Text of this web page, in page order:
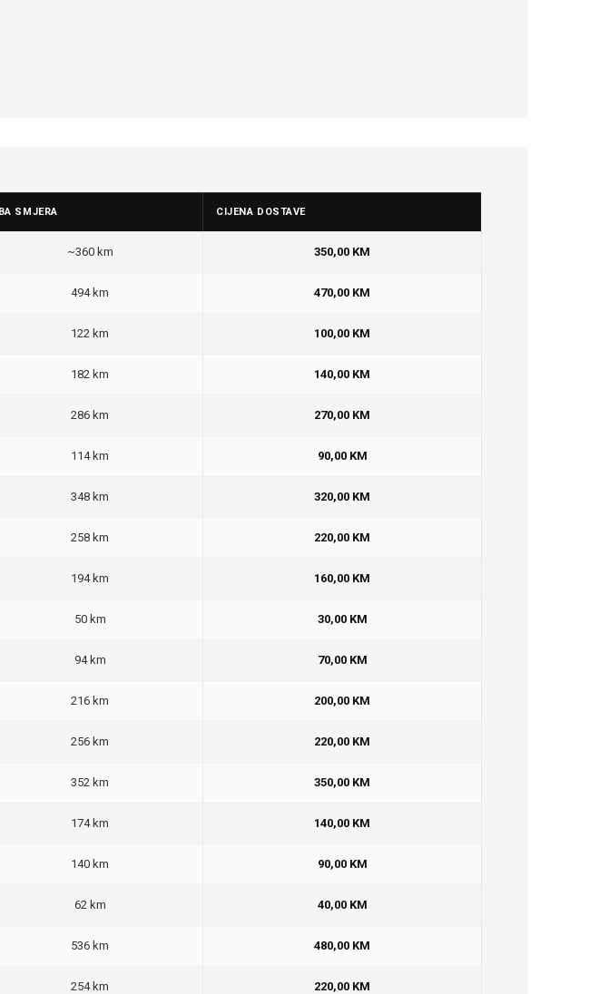
SMJERA CIJENA DOSTAVE
~360 km 350,00 KM
494 km 470,00 KM
122 km 100,00 KM
182 km 140,00 KM
286 km 270,00 KM
114 km 90,00 KM
348 km 320,00 KM
258 km 220,00 KM
194 km 160,00 KM
50 km 30,00 KM
94 km 70,00 KM
216 km 200,00 KM
256 km 220,00 KM
352 km 350,00 KM
174 km 140,00 KM
140 km 90,00 KM
62 km 40,00 KM
536 km 480,00 KM
254 km 220,00 KM